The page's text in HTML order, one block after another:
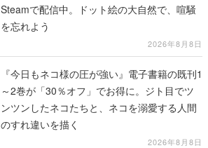
Steamで配信中。ドット絵の大自然で、喧騒
を忘れよう
2026年8月8日
『今日もネコ様の圧が強い』電子書籍の既刊1
～2巻が「30％オフ」でお得に。ジト目でツ
ンツンしたネコたちと、ネコを溺愛する人間
のすれ違いを描く
2026年8月8日